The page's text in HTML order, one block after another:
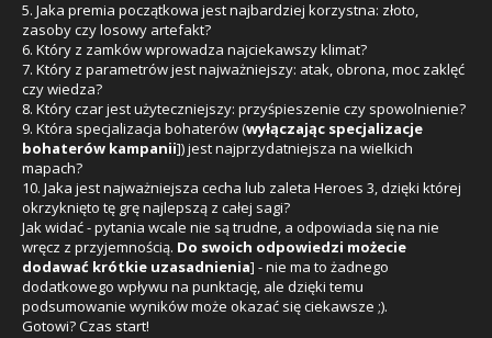
5. Jaka premia początkowa jest najbardziej korzystna: złoto,
zasoby czy losowy artefakt?
6. Który z zamków wprowadza najciekawszy klimat?
7. Który z parametrów jest najważniejszy: atak, obrona, moc zaklęć
czy wiedza?
8. Który czar jest użyteczniejszy: przyśpieszenie czy spowolnienie?
9. Która specjalizacja bohaterów (wyłączając specjalizacje
bohaterów kampanii]) jest najprzydatniejsza na wielkich
mapach?
10. Jaka jest najważniejsza cecha lub zaleta Heroes 3, dzięki której
okrzyknięto tę grę najlepszą z całej sagi?
Jak widać - pytania wcale nie są trudne, a odpowiada się na nie
wręcz z przyjemnością. Do swoich odpowiedzi możecie
dodawać krótkie uzasadnienia] - nie ma to żadnego
dodatkowego wpływu na punktację, ale dzięki temu
podsumowanie wyników może okazać się ciekawsze ;).
Gotowi? Czas start!